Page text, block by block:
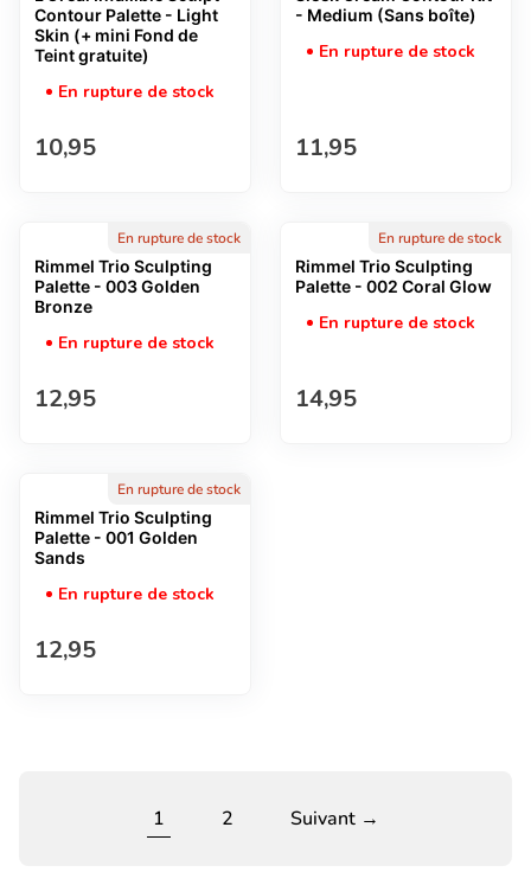
Contour Palette - Light
Skin (+ mini Fond de
Teint gratuite)
En rupture de stock
Prix normal
10,95
- Medium (Sans boîte)
En rupture de stock
Prix normal
11,95
En rupture de stock
Rimmel Trio Sculpting
Palette - 003 Golden
Bronze
En rupture de stock
Prix normal
12,95
En rupture de stock
Rimmel Trio Sculpting
Palette - 002 Coral Glow
En rupture de stock
Prix normal
14,95
En rupture de stock
Rimmel Trio Sculpting
Palette - 001 Golden
Sands
En rupture de stock
Prix normal
12,95
1 2 Suivant →